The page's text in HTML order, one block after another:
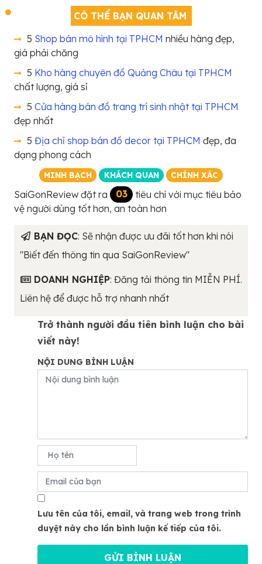
CÓ THỂ BẠN QUAN TÂM
5 Shop bán mô hình tại TPHCM nhiều hàng đẹp,
giá phải chăng
5 Kho hàng chuyên đồ Quảng Châu tại TPHCM
chất lượng, giá sỉ
5 Cửa hàng bán đồ trang trí sinh nhật tại TPHCM
đẹp nhất
5 Địa chỉ shop bán đồ decor tại TPHCM đẹp, đa
dạng phong cách
MINH BẠCH KHÁCH QUAN CHÍNH XÁC
SaiGonReview đặt ra 03
tiêu chí với mục tiêu bảo
vệ người dùng tốt hơn, an toàn hơn
BẠN ĐỌC: Sẽ nhận được ưu đãi tốt hơn khi nói
"Biết đến thông tin qua SaiGonReview"
DOANH NGHIỆP: Đăng tải thông tin MIỄN PHÍ.
Liên hệ để được hỗ trợ nhanh nhất
Trở thành người đầu tiên bình luận cho bài
viết này!
NỘI DUNG BÌNH LUẬN
Lưu tên của tôi, email, và trang web trong trình
duyệt này cho lần bình luận kế tiếp của tôi.